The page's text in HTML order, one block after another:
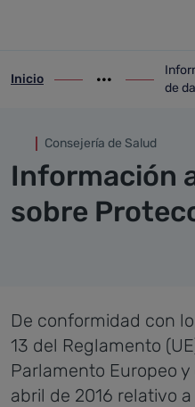
Información
ir-a inicio
Inicio
Mostrar
ir-a
de
Consejería de Salud
Información
sobre
De conformidad con
13 del Reglamento
Parlamento Europeo
abril de 2016 relativo